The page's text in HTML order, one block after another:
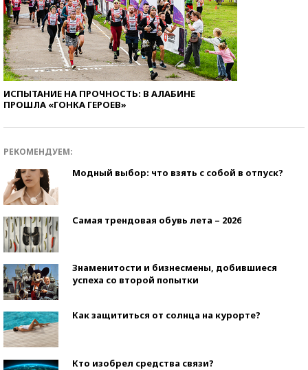
ИСПЫТАНИЕ НА ПРОЧНОСТЬ: В АЛАБИНЕ
ПРОШЛА «ГОНКА ГЕРОЕВ»
РЕКОМЕНДУЕМ:
Модный выбор: что взять с собой в отпуск?
Самая трендовая обувь лета – 2026
Знаменитости и бизнесмены, добившиеся
успеха со второй попытки
Как защититься от солнца на курорте?
Кто изобрел средства связи?